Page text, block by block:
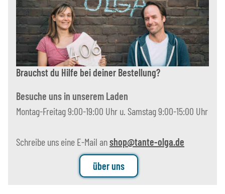
Brauchst du Hilfe bei deiner Bestellung?
Besuche uns in unserem Laden
Montag-Freitag 9:00-19:00 Uhr u. Samstag 9:00-15:00 Uhr
Schreibe uns eine E-Mail anshop@tante-olga.de
über uns